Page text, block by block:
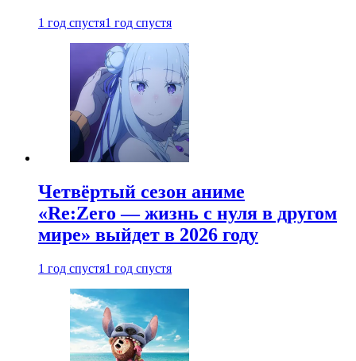
1 год спустя1 год спустя
Четвёртый сезон аниме
«Re:Zero — жизнь с нуля в другом
мире» выйдет в 2026 году
1 год спустя1 год спустя